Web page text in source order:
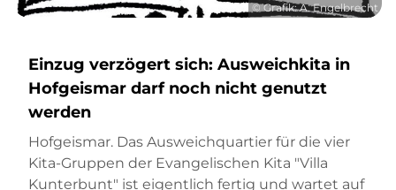
© Grafik: A. Engelbrecht
Einzug verzögert sich: Ausweichkita in
Hofgeismar darf noch nicht genutzt
werden
Hofgeismar. Das Ausweichquartier für die vier
Kita-Gruppen der Evangelischen Kita "Villa
Kunterbunt" ist eigentlich fertig und wartet auf